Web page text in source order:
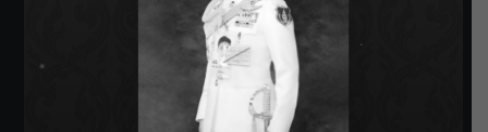
SIAMRATH VARIETY
THE BEST ENTERTAINMENT